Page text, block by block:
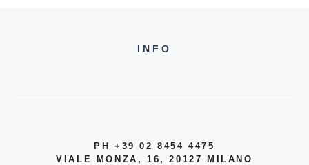
INFO
PH +39 02 8454 4475
VIALE MONZA, 16, 20127 MILANO